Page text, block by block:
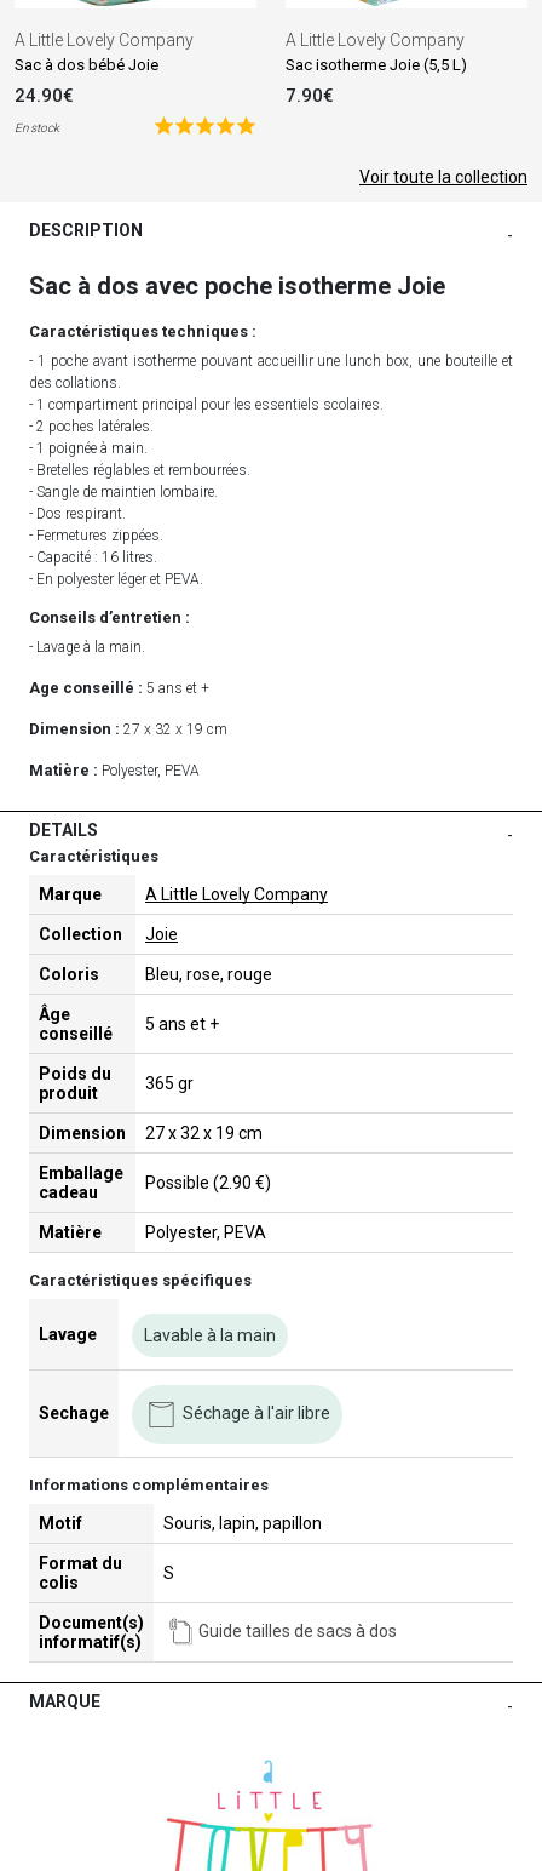
A Little Lovely Company
Sac à dos bébé Joie
24.90€
En stock
A Little Lovely Company
Sac isotherme Joie (5,5 L)
7.90€
Voir toute la collection
DESCRIPTION -
Sac à dos avec poche isotherme Joie
Caractéristiques techniques :
- 1 poche avant isotherme pouvant accueillir une lunch box, une bouteille et
des collations.
- 1 compartiment principal pour les essentiels scolaires.
- 2 poches latérales.
- 1 poignée à main.
- Bretelles réglables et rembourrées.
- Sangle de maintien lombaire.
- Dos respirant.
- Fermetures zippées.
- Capacité : 16 litres.
- En polyester léger et PEVA.
Conseils d’entretien :
- Lavage à la main.
Age conseillé : 5 ans et +
Dimension : 27 x 32 x 19 cm
Matière : Polyester, PEVA
DETAILS -
Caractéristiques
Marque A Little Lovely Company
Collection Joie
Coloris Bleu, rose, rouge
Âge
conseillé
5 ans et +
Poids du
produit
365 gr
Dimension 27 x 32 x 19 cm
Emballage
cadeau
Possible (2.90 €)
Matière Polyester, PEVA
Caractéristiques spécifiques
Lavage Lavable à la main
Sechage Séchage à l'air libre
Informations complémentaires
Motif Souris, lapin, papillon
Format du
colis
S
Document(s)
informatif(s)
Guide tailles de sacs à dos
MARQUE -